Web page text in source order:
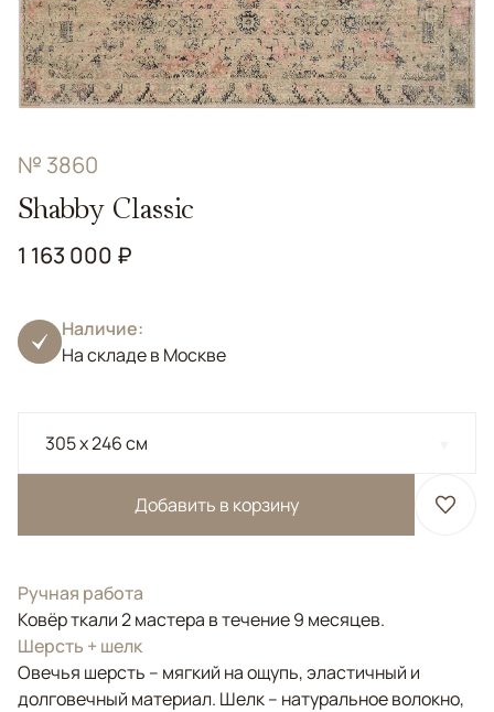
№ 3860
Shabby Classic
1 163 000 ₽
Наличие:
На складе в Москве
305 x 246 см
Добавить в корзину
Ручная работа
Ковёр ткали 2 мастера в течение 9 месяцев.
Шерсть + шелк
Овечья шерсть – мягкий на ощупь, эластичный и
долговечный материал. Шелк – натуральное волокно,